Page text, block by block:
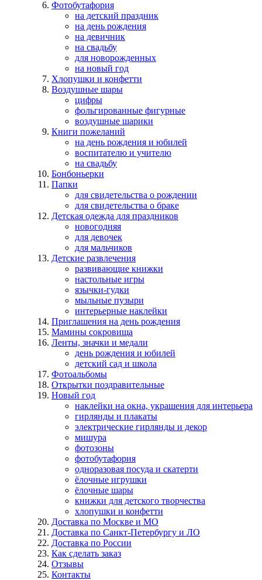
Фотобутафория
на детский праздник
на день рождения
на девичник
на свадьбу
для новорожденных
на новый год
Хлопушки и конфетти
Воздушные шары
цифры
фольгированные фигурные
воздушные шарики
Книги пожеланий
на день рождения и юбилей
воспитателю и учителю
на свадьбу
Бонбоньерки
Папки
для свидетельства о рождении
для свидетельства о браке
Детская одежда для праздников
новогодняя
для девочек
для мальчиков
Детские развлечения
развивающие книжки
настольные игры
язычки-гудки
мыльные пузыри
интерьерные наклейки
Приглашения на день рождения
Мамины сокровища
Ленты, значки и медали
день рождения и юбилей
детский сад и школа
Фотоальбомы
Открытки поздравительные
Новый год
наклейки на окна, украшения для интерьера
гирлянды и плакаты
электрические гирлянды и декор
мишура
фотозоны
фотобутафория
одноразовая посуда и скатерти
ёлочные игрушки
ёлочные шары
книжки для детского творчества
хлопушки и конфетти
Доставка по Москве и МО
Доставка по Санкт-Петербургу и ЛО
Доставка по России
Как сделать заказ
Отзывы
Контакты